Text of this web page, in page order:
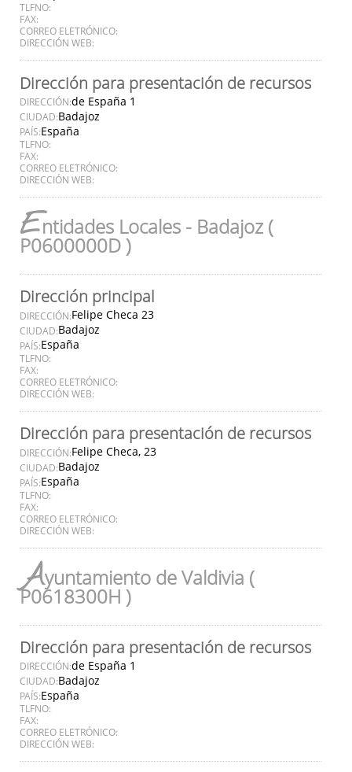
TLFNO:
FAX:
CORREO ELETRÓNICO:
DIRECCIÓN WEB:
Dirección para presentación de recursos
DIRECCIÓN:de España 1
CIUDAD:Badajoz
PAÍS:España
TLFNO:
FAX:
CORREO ELETRÓNICO:
DIRECCIÓN WEB:
Entidades Locales - Badajoz (
P0600000D )
Dirección principal
DIRECCIÓN:Felipe Checa 23
CIUDAD:Badajoz
PAÍS:España
TLFNO:
FAX:
CORREO ELETRÓNICO:
DIRECCIÓN WEB:
Dirección para presentación de recursos
DIRECCIÓN:Felipe Checa, 23
CIUDAD:Badajoz
PAÍS:España
TLFNO:
FAX:
CORREO ELETRÓNICO:
DIRECCIÓN WEB:
Ayuntamiento de Valdivia (
P0618300H )
Dirección para presentación de recursos
DIRECCIÓN:de España 1
CIUDAD:Badajoz
PAÍS:España
TLFNO:
FAX:
CORREO ELETRÓNICO:
DIRECCIÓN WEB: